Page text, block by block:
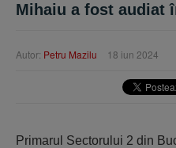
Mihaiu a fost audiat
Autor: Petru Mazilu 18 iun 2024
Primarul Sectorului 2 din